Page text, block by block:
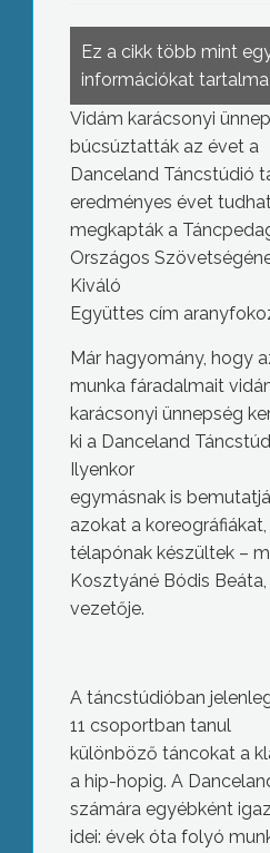
Ez a cikk több mint
információkat
Vidám karácsonyi
búcsúztatták az évet a
Danceland Táncstúdió
eredményes évet
megkapták a
Országos
Kiváló
Együttes cím
Már hagyomány, hogy
munka fáradalmait
karácsonyi ünnepség
ki a Danceland
Ilyenkor
egymásnak is
azokat a
télapónak készültek –
Kosztyáné Bódis
vezetője.
A táncstúdióban
11 csoportban tanul
különböző táncokat a
a hip-hopig. A
számára egyébként
idei: évek óta folyó